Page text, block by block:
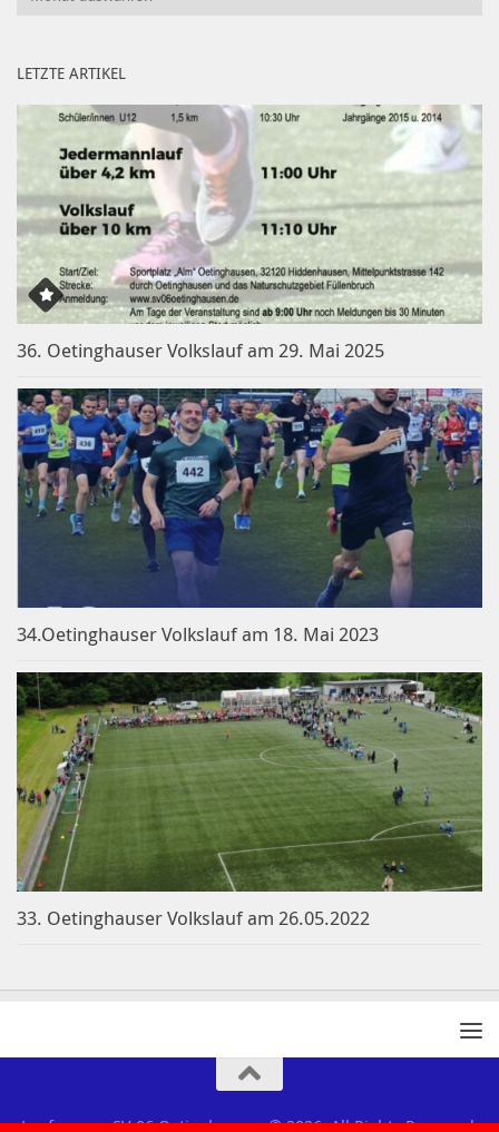
LETZTE ARTIKEL
36. Oetinghauser Volkslauf am 29. Mai 2025
34.Oetinghauser Volkslauf am 18. Mai 2023
33. Oetinghauser Volkslauf am 26.05.2022
Laufgruppe SV 06 Oetinghausen © 2026. All Rights Reserved.